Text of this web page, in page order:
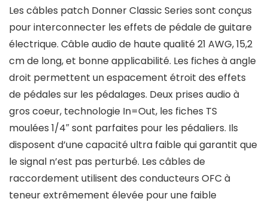
Les câbles patch Donner Classic Series sont conçus
pour interconnecter les effets de pédale de guitare
électrique. Câble audio de haute qualité 21 AWG, 15,2
cm de long, et bonne applicabilité. Les fiches à angle
droit permettent un espacement étroit des effets
de pédales sur les pédalages. Deux prises audio à
gros coeur, technologie In=Out, les fiches TS
moulées 1/4″ sont parfaites pour les pédaliers. Ils
disposent d’une capacité ultra faible qui garantit que
le signal n’est pas perturbé. Les câbles de
raccordement utilisent des conducteurs OFC à
teneur extrêmement élevée pour une faible